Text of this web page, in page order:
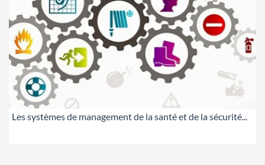
Les systèmes de management de la santé et de la sécurité...